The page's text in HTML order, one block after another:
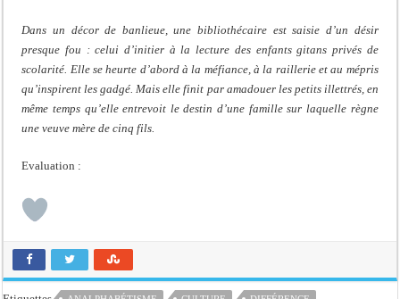
Dans un décor de banlieue, une bibliothécaire est saisie d’un désir
presque fou : celui d’initier à la lecture des enfants gitans privés de
scolarité. Elle se heurte d’abord à la méfiance, à la raillerie et au mépris
qu’inspirent les gadgé. Mais elle finit par amadouer les petits illettrés, en
même temps qu’elle entrevoit le destin d’une famille sur laquelle règne
une veuve mère de cinq fils.
Evaluation :